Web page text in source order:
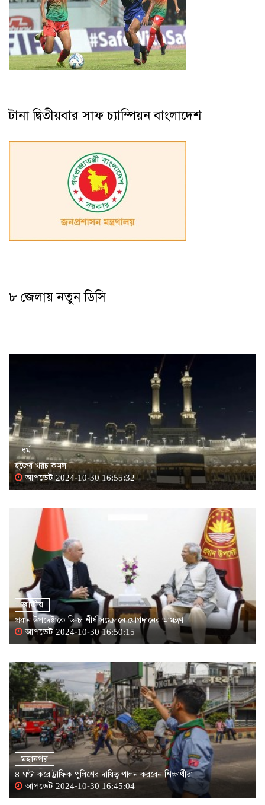
টানা দ্বিতীয়বার সাফ চ্যাম্পিয়ন বাংলাদেশ
৮ জেলায় নতুন ডিসি
ধর্ম
হজের খরচ কমল
আপডেট 2024-10-30 16:55:32
জাতীয়
প্রধান উপদেষ্টাকে ডি-৮ শীর্ষ সম্মেলনে যোগদানের আমন্ত্রণ
আপডেট 2024-10-30 16:50:15
মহানগর
৪ ঘণ্টা করে ট্রাফিক পুলিশের দায়িত্ব পালন করবেন শিক্ষার্থীরা
আপডেট 2024-10-30 16:45:04